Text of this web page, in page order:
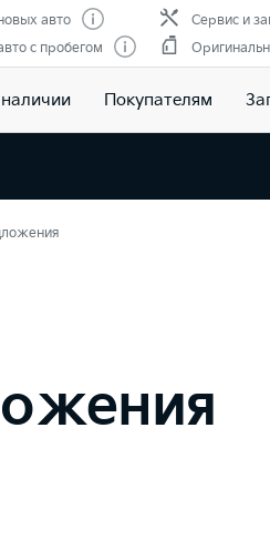
авто
с пробегом
Сервис и
Покупателям